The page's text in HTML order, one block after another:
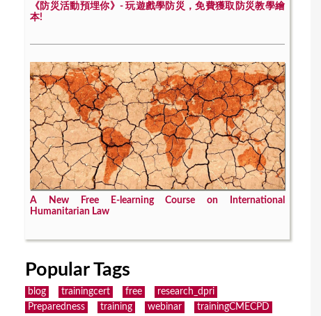
《防災活動預埋你》- 玩遊戲學防災，免費獲取防災教學繪
本!
A New Free E-learning Course on International
Humanitarian Law
Popular Tags
blog trainingcert free
research_dpri
Preparedness
training webinar
trainingCMECPD